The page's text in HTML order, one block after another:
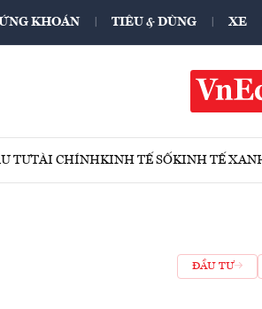
KHOÁN TIÊU & DÙNG XE
TƯTÀI CHÍNHKINH TẾ SỐKINH TẾ
ĐẦU TƯ